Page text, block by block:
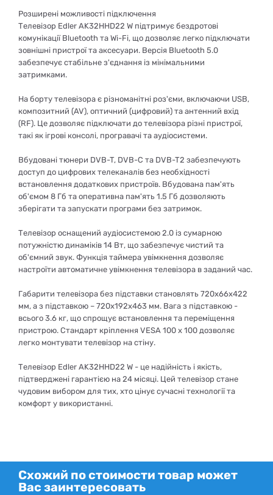
Розширені можливості підключення
Телевізор Edler AK32HHD22 W підтримує бездротові
комунікації Bluetooth та Wi-Fi, що дозволяє легко підключати
зовнішні пристрої та аксесуари. Версія Bluetooth 5.0
забезпечує стабільне з'єднання із мінімальними
затримками.
На борту телевізора є різноманітні роз'єми, включаючи USB,
композитний (AV), оптичний (цифровий) та антенний вхід
(RF). Це дозволяє підключати до телевізора різні пристрої,
такі як ігрові консолі, програвачі та аудіосистеми.
Вбудовані тюнери DVB-T, DVB-C та DVB-T2 забезпечують
доступ до цифрових телеканалів без необхідності
встановлення додаткових пристроїв. Вбудована пам'ять
об'ємом 8 Гб та оперативна пам'ять 1.5 Гб дозволяють
зберігати та запускати програми без затримок.
Телевізор оснащений аудіосистемою 2.0 із сумарною
потужністю динаміків 14 Вт, що забезпечує чистий та
об'ємний звук. Функція таймера увімкнення дозволяє
настроїти автоматичне увімкнення телевізора в заданий час.
Габарити телевізора без підставки становлять 720х66х422
мм, а з підставкою – 720х192х463 мм. Вага з підставкою -
всього 3.6 кг, що спрощує встановлення та переміщення
пристрою. Стандарт кріплення VESA 100 x 100 дозволяє
легко монтувати телевізор на стіну.
Телевізор Edler AK32HHD22 W - це надійність і якість,
підтверджені гарантією на 24 місяці. Цей телевізор стане
чудовим вибором для тих, хто цінує сучасні технології та
комфорт у використанні.
Схожий по стоимости товар может
Вас заинтересовать